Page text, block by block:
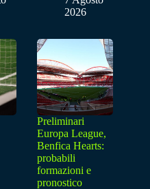
2026
Preliminari
Europa League,
Benfica Hearts:
probabili
formazioni e
pronostico